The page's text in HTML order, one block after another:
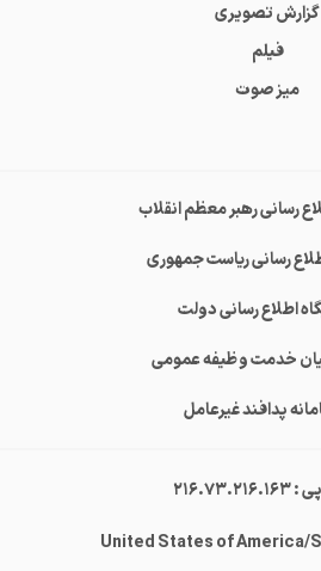
گزارش تصویری
فیلم
میز صوت
رسانی رهبر معظم انقلاب
رسانی ریاست جمهوری
اطلاع رسانی دولت
خدمت وظیفه عمومی
پدافند غیرعامل